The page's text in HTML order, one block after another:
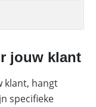
jouw klant
klant, hangt
specifieke